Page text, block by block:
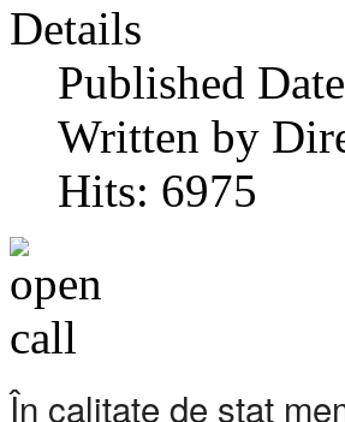
Details
Published Date
Written by
Hits: 6975
În calitate de stat